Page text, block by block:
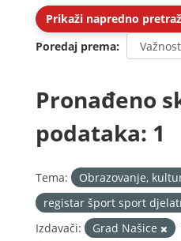
Prikaži napredno
Poredaj prema
Pronađeno
podataka: 1
Tema: Obrazovanje,
registar šport sport
Izdavači:
Grad Našice